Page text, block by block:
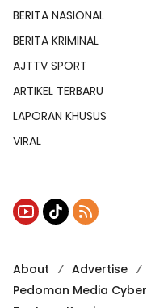
BERITA NASIONAL
BERITA KRIMINAL
AJTTV SPORT
ARTIKEL TERBARU
LAPORAN KHUSUS
VIRAL
About Advertise
Pedoman Media Cyber